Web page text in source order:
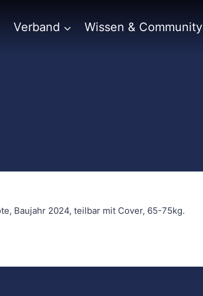
Verband Wissen & Community
Baujahr 2024, teilbar mit Cover, 65-75kg.